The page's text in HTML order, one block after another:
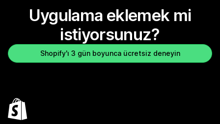
Uygulama eklemek mi
istiyorsunuz?
Shopify'ı 3 gün boyunca ücretsiz deneyin